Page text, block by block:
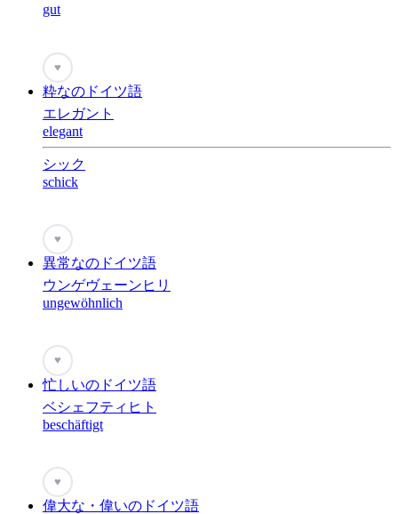
gut
♥
粋なのドイツ語
エレガント
elegant
シック
schick
♥
異常なのドイツ語
ウンゲヴェーンヒリ
ungewöhnlich
♥
忙しいのドイツ語
ベシェフティヒト
beschäftigt
♥
偉大な・偉いのドイツ語